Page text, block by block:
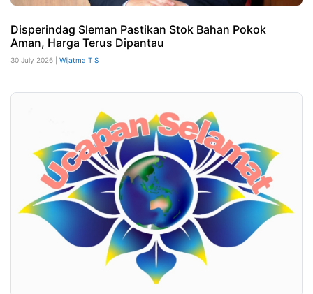
Disperindag Sleman Pastikan Stok Bahan Pokok
Aman, Harga Terus Dipantau
30 July 2026 | Wijatma T S